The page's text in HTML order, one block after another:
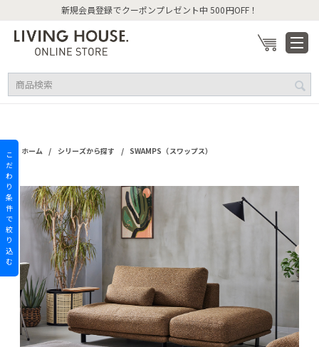
新規会員登録でクーポンプレゼント中 500円OFF！
ホーム / シリーズから探す / SWAMPS（スワップス）
こ
だ
わ
り
条
件
で
絞
り
込
む